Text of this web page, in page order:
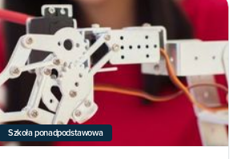
Szkoła ponadpodstawowa